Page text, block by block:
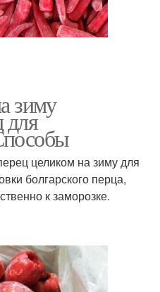
зиму
для
целиком на зиму для
болгарского перца,
к заморозке.